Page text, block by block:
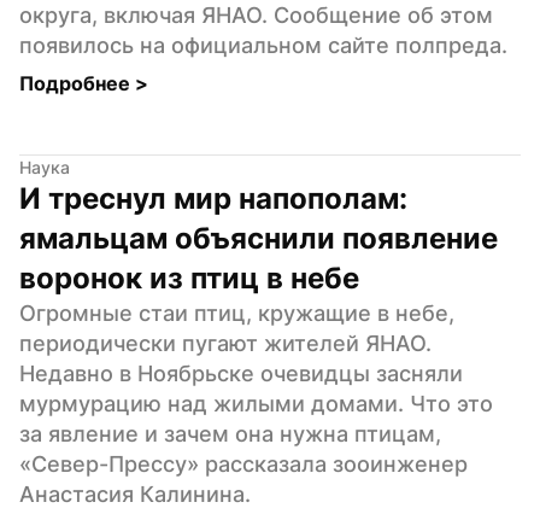
округа, включая ЯНАО. Сообщение об этом
появилось на официальном сайте полпреда.
Подробнее >
Наука
И треснул мир напополам:
ямальцам объяснили появление
воронок из птиц в небе
Огромные стаи птиц, кружащие в небе,
периодически пугают жителей ЯНАО.
Недавно в Ноябрьске очевидцы засняли
мурмурацию над жилыми домами. Что это
за явление и зачем она нужна птицам,
«Север-Прессу» рассказала зооинженер
Анастасия Калинина.